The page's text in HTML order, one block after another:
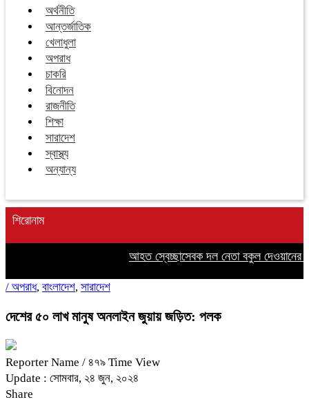
অর্থনীতি
আন্তর্জাতিক
খেলাধুলা
অপরাধ
চাকরি
বিনোদন
রাজনীতি
শিক্ষা
সারাদেশ
স্বাস্থ্য
অন্যান্য
শিরোনাম
আহত স্বেচ্ছাসেবক দল নেতা বকুল দেওয়ানের
/ অপরাধ, বাংলাদেশ, সারাদেশ
দেশের ৫০ লাখ মানুষ অনলাইন জুয়ায় জড়িত: পলক
Reporter Name / ৪৭৯ Time View
Update : সোমবার, ২৪ জুন, ২০২৪
Share